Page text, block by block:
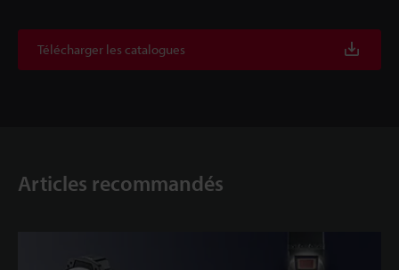
Télécharger les catalogues
Articles recommandés